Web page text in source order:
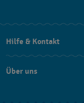
Hilfe & Kontakt
Über uns